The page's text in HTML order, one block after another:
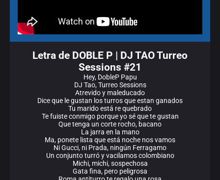
Letra de DOBLE P | DJ TAO Turreo
Sessions #21
Hey, DobleP Papu
DJ Tao, Turreo Sessions
Atrevido y maleducado
Dice que le gustan los turros que estan ganados
Tu marido está re quebrado
Te fuiste conmigo porque yo sé que te gustan
Que tenga un corte rocho, bacano
La jarra en la mano
Ma, ponete lista que está noche nos vamos
Ni Gucci, ni Prada, ningún Ferragamo
Un conjunto turró y vacilamos colombiano
Michi, michi, sospechosa
Gata fina, pero peligrosa